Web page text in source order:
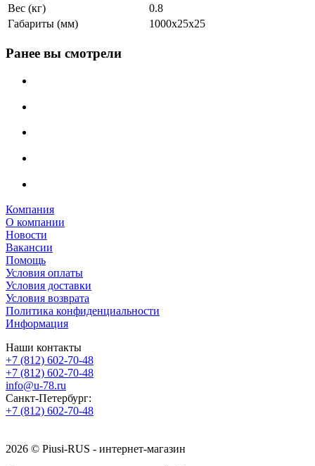
Вес (кг)
0.8
Габариты (мм)
1000х25х25
Ранее вы смотрели
Компания
О компании
Новости
Вакансии
Помощь
Условия оплаты
Условия доставки
Условия возврата
Политика конфиденциальности
Информация
Наши контакты
+7 (812) 602-70-48
+7 (812) 602-70-48
info@u-78.ru
Санкт-Петербург:
+7 (812) 602-70-48
2026 © Piusi-RUS - интернет-магазин